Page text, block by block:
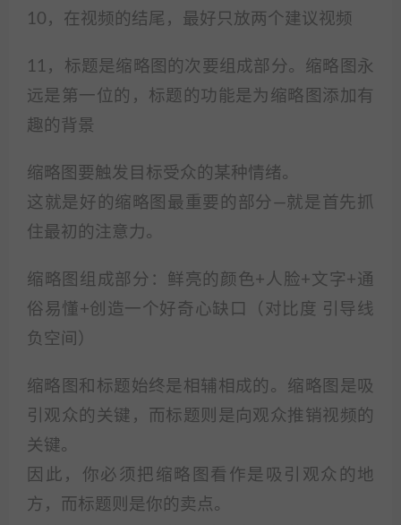
10，在视频的结尾，最好只放两个建议视频
11，标题是缩略图的次要组成部分。缩略图永
远是第一位的，标题的功能是为缩略图添加有
趣的背景
缩略图要触发目标受众的某种情绪。
这就是好的缩略图最重要的部分—就是首先抓
住最初的注意力。
缩略图组成部分：鲜亮的颜色+人脸+文字+通
俗易懂+创造一个好奇心缺口（对比度 引导线
负空间）
缩略图和标题始终是相辅相成的。缩略图是吸
引观众的关键，而标题则是向观众推销视频的
关键。
因此，你必须把缩略图看作是吸引观众的地
方，而标题则是你的卖点。